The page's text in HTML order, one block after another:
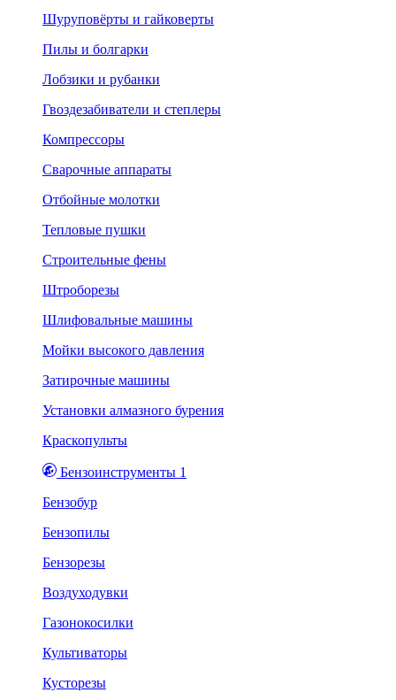
Шуруповёрты и гайковерты
Пилы и болгарки
Лобзики и рубанки
Гвоздезабиватели и степлеры
Компрессоры
Сварочные аппараты
Отбойные молотки
Тепловые пушки
Строительные фены
Штроборезы
Шлифовальные машины
Мойки высокого давления
Затирочные машины
Установки алмазного бурения
Краскопульты
Бензоинструменты 1
Бензобур
Бензопилы
Бензорезы
Воздуходувки
Газонокосилки
Культиваторы
Кусторезы